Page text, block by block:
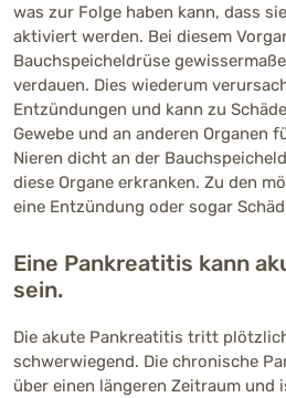
was zur Folge haben kann, dass
aktiviert werden. Bei diesem
Bauchspeicheldrüse
verdauen. Dies wiederum
Entzündungen und kann zu
Gewebe und an anderen Organen
Nieren dicht an der
diese Organe erkranken. Zu den
eine Entzündung oder sogar
Eine Pankreatitis kann
sein.
Die akute Pankreatitis tritt
schwerwiegend. Die chronische
über einen längeren Zeitraum und